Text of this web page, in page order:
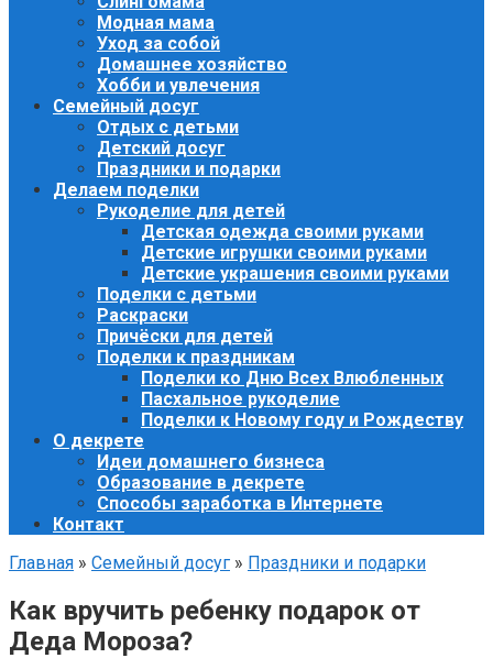
Модная мама
Уход за собой
Домашнее хозяйство
Хобби и увлечения
Семейный досуг
Отдых с детьми
Детский досуг
Праздники и подарки
Делаем поделки
Рукоделие для детей
Детская одежда своими руками
Детские игрушки своими руками
Детские украшения своими руками
Поделки с детьми
Раскраски
Причёски для детей
Поделки к праздникам
Поделки ко Дню Всех Влюбленных
Пасхальное рукоделие
Поделки к Новому году и Рождеству
О декрете
Идеи домашнего бизнеса
Образование в декрете
Способы заработка в Интернете
Контакт
Главная » Семейный досуг » Праздники и подарки
Как вручить ребенку подарок от
Деда Мороза?